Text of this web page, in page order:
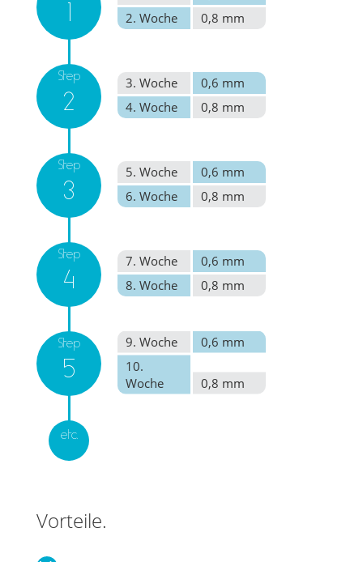
1
2. Woche
0,8 mm
Step
2
3. Woche
0,6 mm
4. Woche
0,8 mm
Step
3
5. Woche
0,6 mm
6. Woche
0,8 mm
Step
4
7. Woche
0,6 mm
8. Woche
0,8 mm
Step
5
9. Woche
0,6 mm
10.
Woche
0,8 mm
etc.
Vorteile.